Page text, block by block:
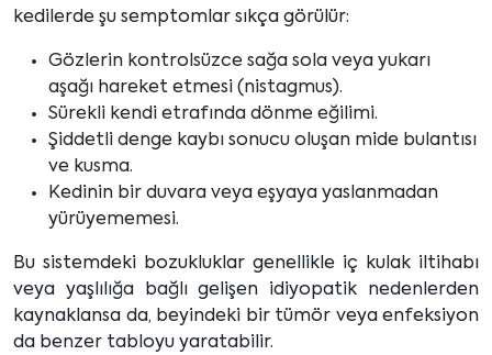
kedilerde şu semptomlar sıkça görülür:
Gözlerin kontrolsüzce sağa sola veya yukarı
aşağı hareket etmesi (nistagmus).
Sürekli kendi etrafında dönme eğilimi.
Şiddetli denge kaybı sonucu oluşan mide bulantısı
ve kusma.
Kedinin bir duvara veya eşyaya yaslanmadan
yürüyememesi.
Bu sistemdeki bozukluklar genellikle iç kulak iltihabı
veya yaşlılığa bağlı gelişen idiyopatik nedenlerden
kaynaklansa da, beyindeki bir tümör veya enfeksiyon
da benzer tabloyu yaratabilir.